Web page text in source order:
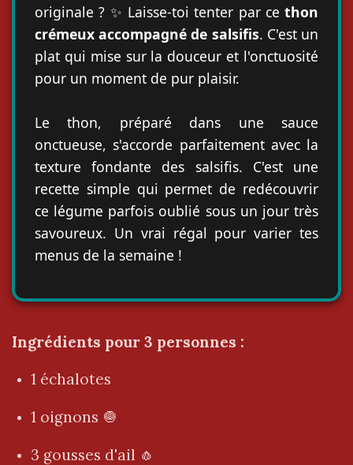
originale ? ✨ Laisse-toi tenter par ce thon
crémeux accompagné de salsifis. C'est un
plat qui mise sur la douceur et l'onctuosité
pour un moment de pur plaisir.
Le thon, préparé dans une sauce
onctueuse, s'accorde parfaitement avec la
texture fondante des salsifis. C'est une
recette simple qui permet de redécouvrir
ce légume parfois oublié sous un jour très
savoureux. Un vrai régal pour varier tes
menus de la semaine !
Ingrédients pour 3 personnes :
1 échalotes
1 oignons 🧅
3 gousses d'ail 🧄